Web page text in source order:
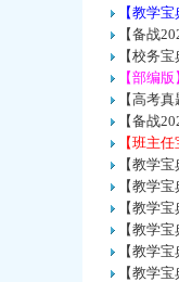
【教学
【备战
【校务
【部编
【高考
【备战
【班主
【教学
【教学
【教学
【教学
【教学
【教学